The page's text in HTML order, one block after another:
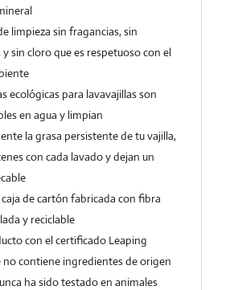
limpieza sin fragancias, sin
sin cloro que es respetuoso con el
ecológicas para lavavajillas son
en agua y limpian
la grasa persistente de tu vajilla,
con cada lavado y dejan un
caja de cartón fabricada con fibra
y reciclable
con el certificado Leaping
no contiene ingredientes de origen
ha sido testado en animales